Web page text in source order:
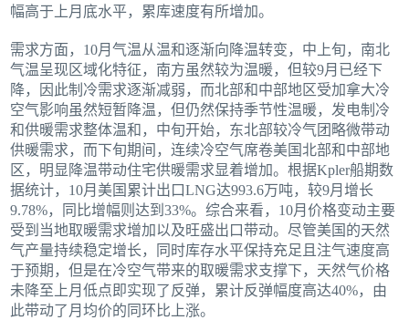
幅高于上月底水平，累库速度有所增加。
需求方面，10月气温从温和逐渐向降温转变，中上旬，南北
气温呈现区域化特征，南方虽然较为温暖，但较9月已经下
降，因此制冷需求逐渐减弱，而北部和中部地区受加拿大冷
空气影响虽然短暂降温，但仍然保持季节性温暖，发电制冷
和供暖需求整体温和，中旬开始，东北部较冷气团略微带动
供暖需求，而下旬期间，连续冷空气席卷美国北部和中部地
区，明显降温带动住宅供暖需求显着增加。根据Kpler船期数
据统计，10月美国累计出口LNG达993.6万吨，较9月增长
9.78%，同比增幅则达到33%。综合来看，10月价格变动主要
受到当地取暖需求增加以及旺盛出口带动。尽管美国的天然
气产量持续稳定增长，同时库存水平保持充足且注气速度高
于预期，但是在冷空气带来的取暖需求支撑下，天然气价格
未降至上月低点即实现了反弹，累计反弹幅度高达40%，由
此带动了月均价的同环比上涨。